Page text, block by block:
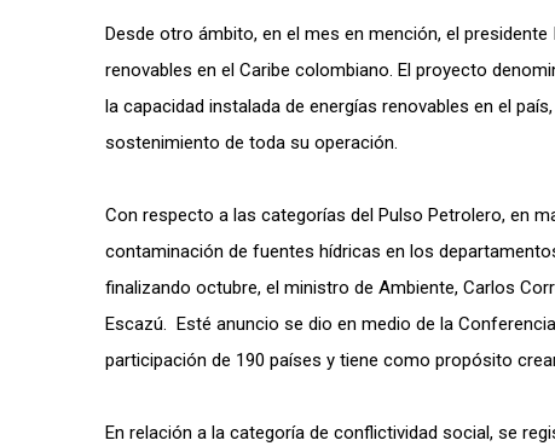
Desde otro ámbito, en el mes en mención, el
renovables en el Caribe colombiano. El proyecto
la capacidad instalada de energías renovables en el
sostenimiento de toda su operación.
Con respecto a las categorías del Pulso Petrolero, en
contaminación de fuentes hídricas en los
finalizando octubre, el ministro de Ambiente, Carlos
Escazú. Esté anuncio se dio en medio de la
participación de 190 países y tiene como propósito
En relación a la categoría de conflictividad social, se